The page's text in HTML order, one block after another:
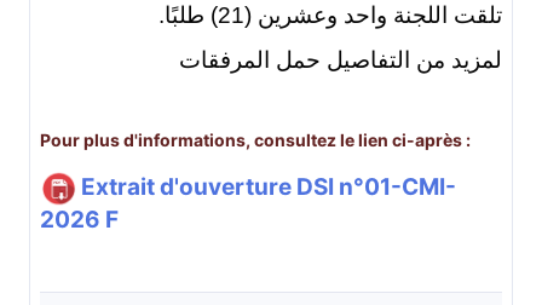
تلقت اللجنة واحد وعشرين (21) طلبًا.
لمزيد من التفاصيل حمل المرفقات
Pour plus d'informations, consultez le lien ci-après :
Extrait d'ouverture DSI n°01-CMI-
2026 F